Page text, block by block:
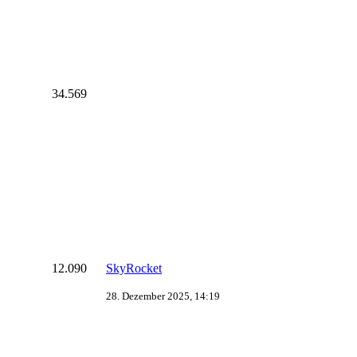
34.569
12.090 SkyRocket
28. Dezember 2025, 14:19